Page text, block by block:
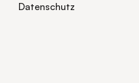
Datenschutz